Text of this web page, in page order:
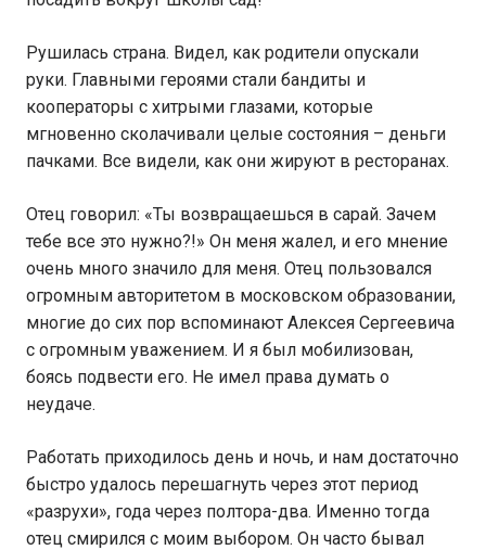
Рушилась страна. Видел, как родители опускали
руки. Главными героями стали бандиты и
кооператоры с хитрыми глазами, которые
мгновенно сколачивали целые состояния – деньги
пачками. Все видели, как они жируют в ресторанах.
Отец говорил: «Ты возвращаешься в сарай. Зачем
тебе все это нужно?!» Он меня жалел, и его мнение
очень много значило для меня. Отец пользовался
огромным авторитетом в московском образовании,
многие до сих пор вспоминают Алексея Сергеевича
с огромным уважением. И я был мобилизован,
боясь подвести его. Не имел права думать о
неудаче.
Работать приходилось день и ночь, и нам достаточно
быстро удалось перешагнуть через этот период
«разрухи», года через полтора-два. Именно тогда
отец смирился с моим выбором. Он часто бывал